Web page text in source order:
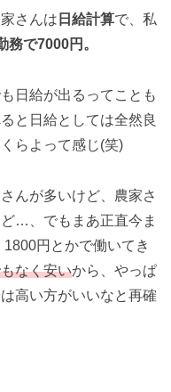
さんは 日給計算で、私
務で7000円。
日給が出るってことも
と日給としては全然良
らよって感じ(笑)
んが多いけど、農家さ
…、でもまあ正直今ま
円とかで働いてき
なく安いから、やっぱ
高い方がいいなと再確